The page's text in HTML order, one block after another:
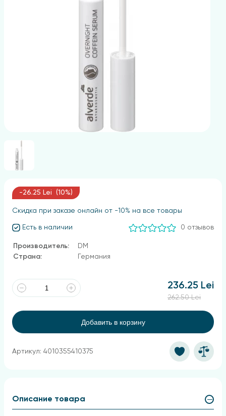
-26.25 Lei (10%)
Скидка при заказе онлайн от -10% на все товары
Есть в наличии 0 отзывов
Производитель:
DM
Страна:
Германия
236.25 Lei
262.50 Lei
Добавить в корзину
Артикул: 4010355410375
Описание товара